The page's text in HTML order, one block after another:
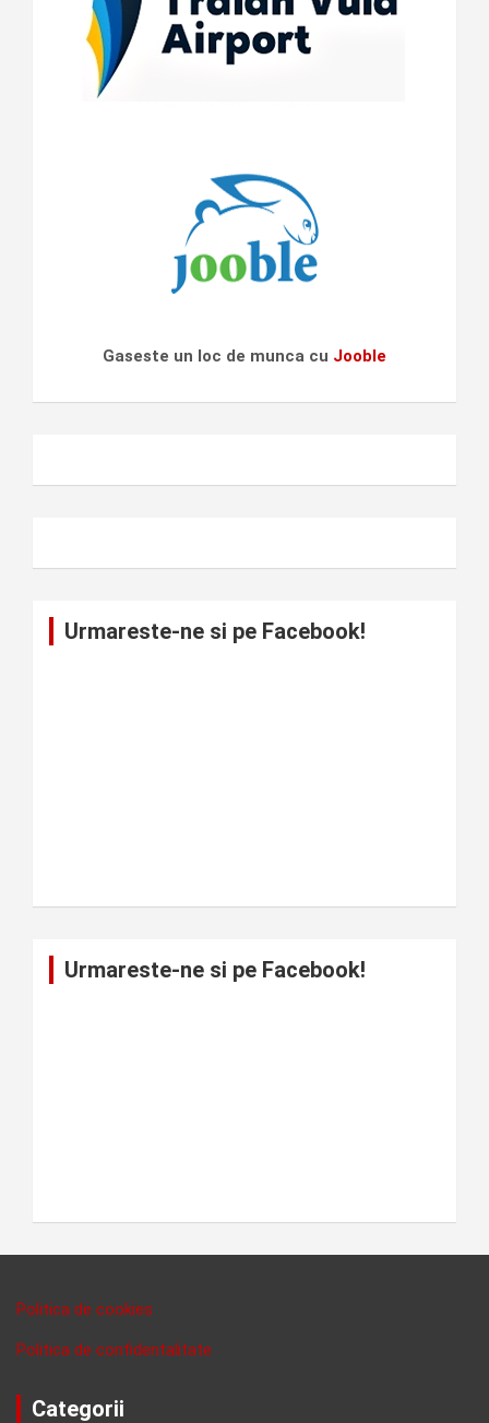
Gaseste un loc de munca cu Jooble
Urmareste-ne si pe Facebook!
Urmareste-ne si pe Facebook!
Politica de cookies
Politica de confidentalitate
Categorii